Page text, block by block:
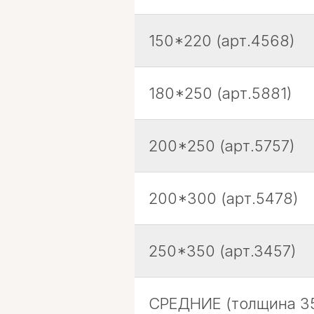
150*220 (арт.4568)
180*250 (арт.5881)
200*250 (арт.5757)
200*300 (арт.5478)
250*350 (арт.3457)
СРЕДНИЕ (толщина